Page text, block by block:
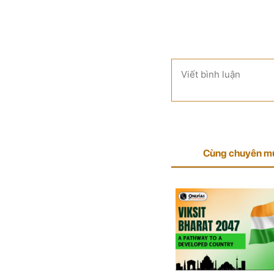
Viết bình luận
Cùng chuyên